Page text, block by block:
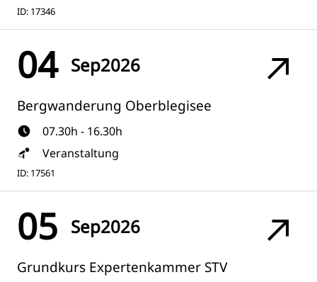
ID: 17346
04 Sep2026
Bergwanderung Oberblegisee
07.30h - 16.30h
Veranstaltung
ID: 17561
05 Sep2026
Grundkurs Expertenkammer STV